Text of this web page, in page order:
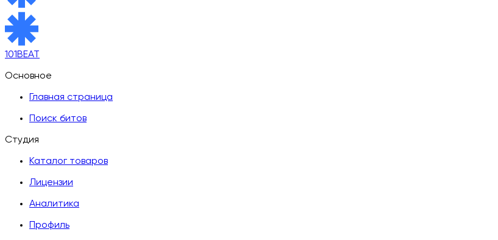
101BEAT
Основное
Главная страница
Поиск битов
Студия
Каталог товаров
Лицензии
Аналитика
Профиль